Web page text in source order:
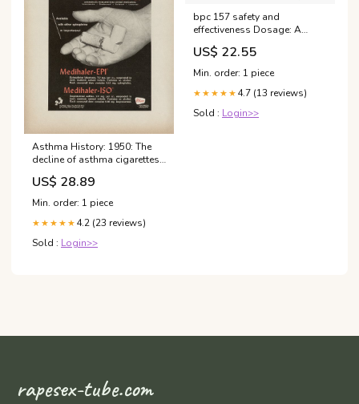
Asthma History: 1950: The
decline of asthma cigarettes
and powder
US$ 28.89
Min. order: 1 piece
★★★★★ 4.2 (23 reviews)
Sold : Login>>
bpc 157 safety and
effectiveness Dosage: A
Doctor's Evidence-Based
Guide BPC -157 Peptide
US$ 22.55
Min. order: 1 piece
★★★★★ 4.7 (13 reviews)
Sold : Login>>
rapesex-tube.com